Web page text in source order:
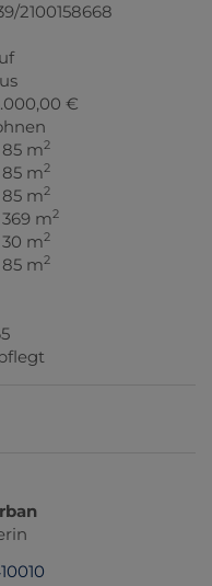
2100158668
€
85 m2
85 m2
85 m2
369 m2
30 m2
85 m2